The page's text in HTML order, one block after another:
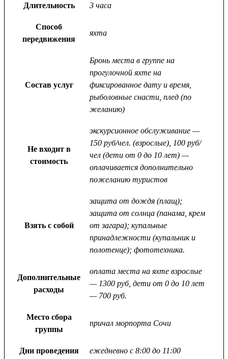
Длительность 3 часа
Способ
передвижения
яхта
Состав услуг
Бронь места в группе на
прогулочной яхте на
фиксированное дату и время,
рыболовные снасти, плед (по
желанию)
Не входит в
стоимость
экскурсионное обслуживание —
150 руб/чел. (взрослые), 100 руб/
чел (дети от 0 до 10 лет) —
оплачивается дополнительно
пожеланию туристов
Взять с собой
защита от дождя (плащ);
защита от солнца (панама, крем
от загара); купальные
принадлежности (купальник и
полотенце); фототехника.
Дополнительные
расходы
оплата места на яхте взрослые
— 1300 руб, дети от 0 до 10 лет
— 700 руб.
Место сбора
группы
причал морпорта Сочи
Дни проведения ежедневно с 8:00 до 11:00